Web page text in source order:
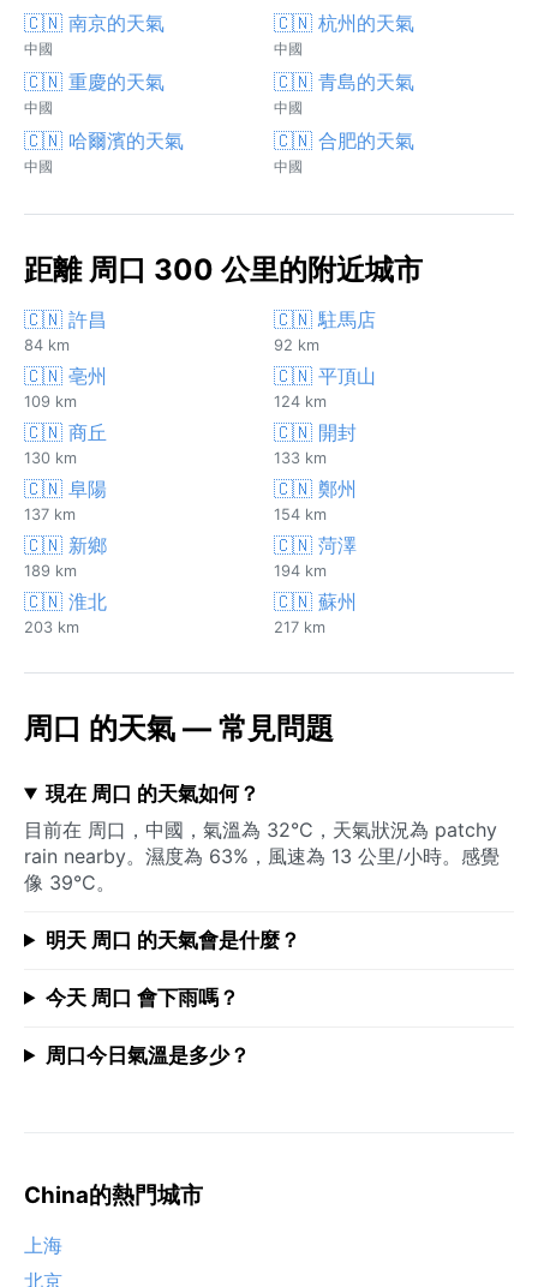
🇨🇳 南京的天氣
中國
🇨🇳 杭州的天氣
中國
🇨🇳 重慶的天氣
中國
🇨🇳 青島的天氣
中國
🇨🇳 哈爾濱的天氣
中國
🇨🇳 合肥的天氣
中國
距離 周口 300 公里的附近城市
🇨🇳 許昌
84 km
🇨🇳 駐馬店
92 km
🇨🇳 亳州
109 km
🇨🇳 平頂山
124 km
🇨🇳 商丘
130 km
🇨🇳 開封
133 km
🇨🇳 阜陽
137 km
🇨🇳 鄭州
154 km
🇨🇳 新鄉
189 km
🇨🇳 菏澤
194 km
🇨🇳 淮北
203 km
🇨🇳 蘇州
217 km
周口 的天氣 — 常見問題
現在 周口 的天氣如何？
目前在 周口，中國，氣溫為 32°C，天氣狀況為 patchy
rain nearby。濕度為 63%，風速為 13 公里/小時。感覺
像 39°C。
明天 周口 的天氣會是什麼？
今天 周口 會下雨嗎？
周口今日氣溫是多少？
China的熱門城市
上海
北京